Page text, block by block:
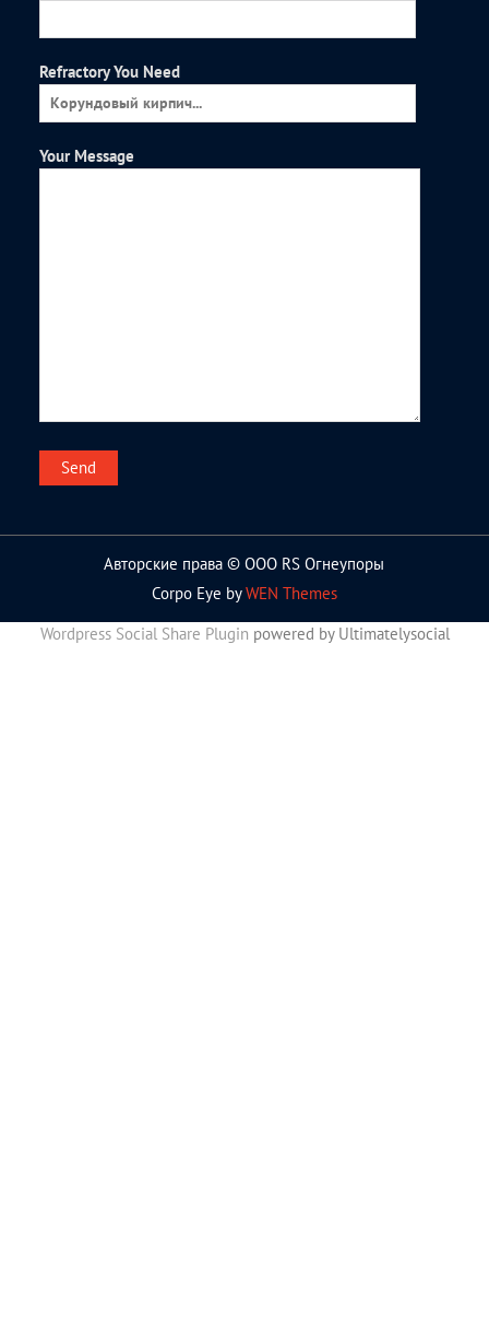
Refractory You Need
Your Message
Авторские права © ООО RS Огнеупоры
Corpo Eye byWEN Themes
Wordpress Social Share Plugin powered by Ultimatelysocial